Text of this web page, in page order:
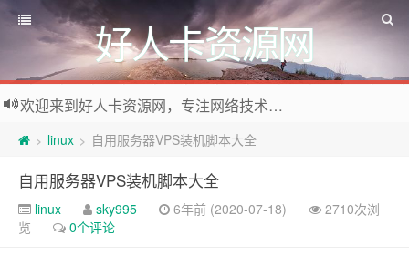
好人卡资源网
欢迎来到好人卡资源网，专注网络技术资源收集，我们不仅是网络资源的搬运工，也生产原创资源。寻找资源请留言或关注公众号:烈日下的男人
> linux > 自用服务器VPS装机脚本大全
自用服务器VPS装机脚本大全
linux sky995 6年前 (2020-07-18)
2710次浏
览
0个评论